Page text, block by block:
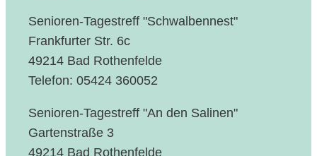
Senioren-Tagestreff "Schwalbennest"
Frankfurter Str. 6c
49214 Bad Rothenfelde
Telefon: 05424 360052
Senioren-Tagestreff "An den Salinen"
Gartenstraße 3
49214 Bad Rothenfelde